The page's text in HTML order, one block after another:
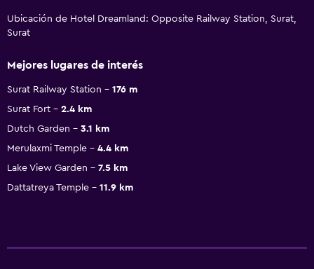
Ubicación de Hotel Dreamland: Opposite Railway Station, Surat,
Surat
Mejores lugares de interés
Surat Railway Station
176 m
Surat Fort
2.4 km
Dutch Garden
3.1 km
Merulaxmi Temple
4.4 km
Lake View Garden
7.5 km
Dattatreya Temple
11.9 km